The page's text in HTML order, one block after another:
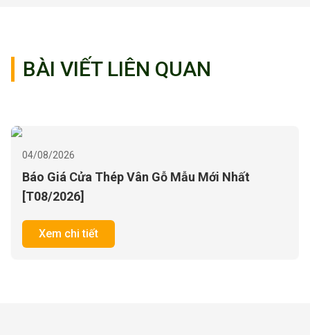
BÀI VIẾT LIÊN QUAN
04/08/2026
Báo Giá Cửa Thép Vân Gỗ Mẫu Mới Nhất
[T08/2026]
Xem chi tiết